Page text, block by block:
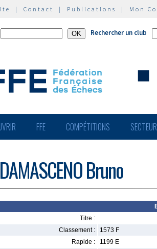
| Contact | Publications | Mon
Rechercher un club
FFE COMPÉTITIONS
Bruno
Titre :
Classement :
1573 F
Rapide :
1199 E